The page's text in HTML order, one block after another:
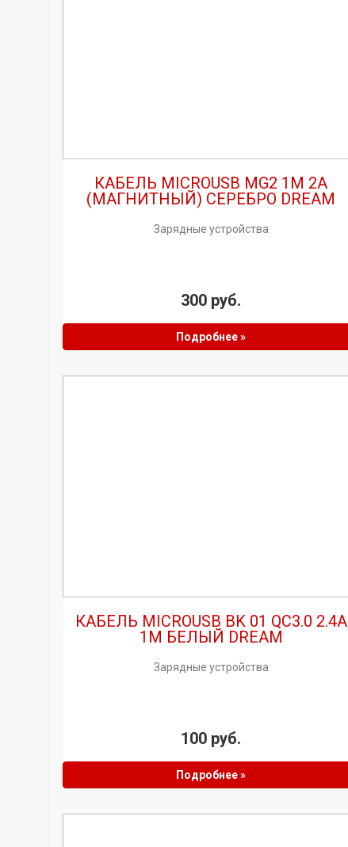
КАБЕЛЬ MICROUSB MG2 1M 2A
(МАГНИТНЫЙ) СЕРЕБРО DREAM
Зарядные устройства
300 руб.
Подробнее »
КАБЕЛЬ MICROUSB BK 01 QC3.0 2.4A
1M БЕЛЫЙ DREAM
Зарядные устройства
100 руб.
Подробнее »